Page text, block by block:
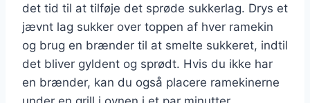
det tid til at tilføje det sprøde sukkerlag. Drys et
jævnt lag sukker over toppen af hver ramekin
og brug en brænder til at smelte sukkeret, indtil
det bliver gyldent og sprødt. Hvis du ikke har
en brænder, kan du også placere ramekinerne